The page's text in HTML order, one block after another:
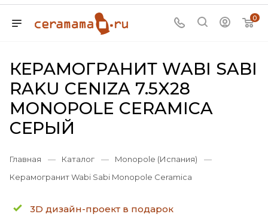
0
КЕРАМОГРАНИТ WABI SABI
RAKU CENIZA 7.5X28
MONOPOLE CERAMICA
СЕРЫЙ
Главная — Каталог — Monopole (Испания)
—
Керамогранит Wabi Sabi Monopole Ceramica
3D дизайн-проект в подарок